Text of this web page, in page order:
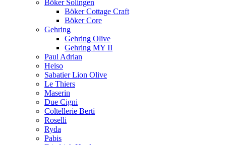
Böker Solingen
Böker Cottage Craft
Böker Core
Gehring
Gehring Olive
Gehring MY II
Paul Adrian
Heiso
Sabatier Lion Olive
Le Thiers
Maserin
Due Cigni
Coltellerie Berti
Roselli
Ryda
Pabis